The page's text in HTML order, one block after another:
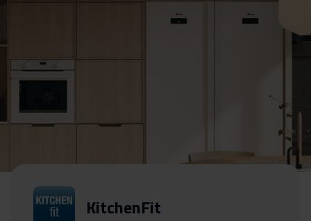
KitchenFit